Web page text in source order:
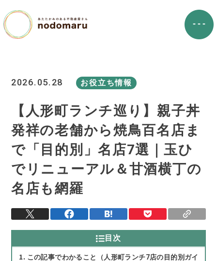
2026.05.28 お役立ち情報
【人形町ランチ巡り】親子丼
発祥の老舗から焼鳥百名店ま
で「目的別」名店7選｜玉ひ
でリニューアル＆甘酒横丁の
名店も網羅
目次
この記事でわかること（人形町ランチ7店の目的別ガイ